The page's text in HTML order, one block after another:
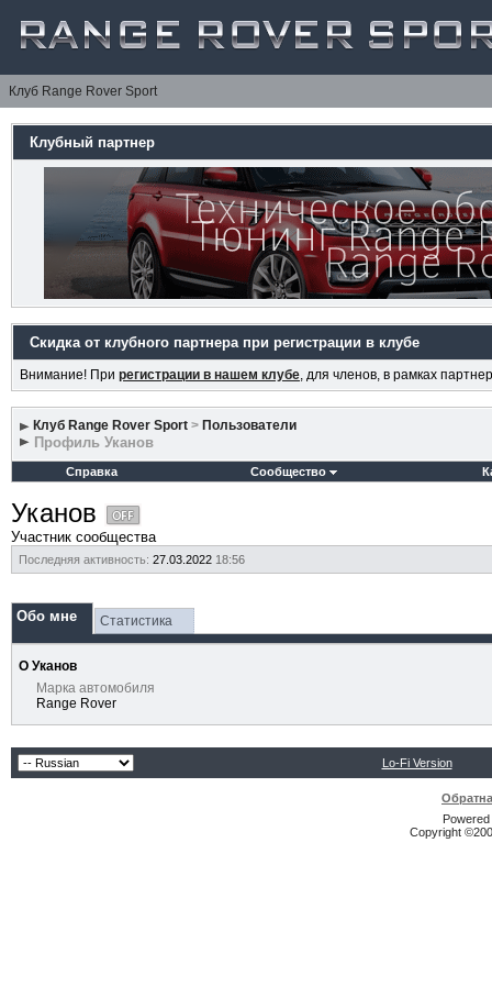
Клуб Range Rover Sport
Клубный партнер
Скидка от клубного партнера при регистрации в клубе
Внимание! При регистрации в нашем клубе, для членов, в рамках
Клуб Range Rover Sport > Пользователи
Профиль Уканов
Справка Сообщество
Уканов
Участник сообщества
Последняя активность: 27.03.2022 18:56
Обо мне Статистика
О Уканов
Марка автомобиля
Range Rover
Lo-Fi Version
Copyright